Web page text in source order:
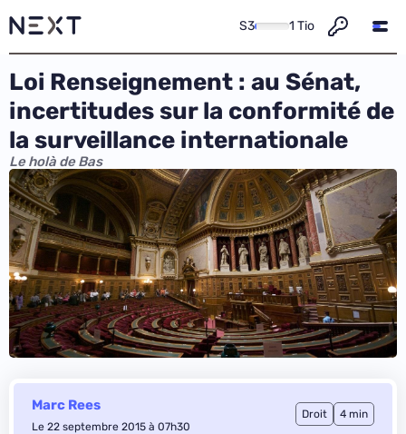
S3 1 Tio
Loi Renseignement : au Sénat,
incertitudes sur la conformité de
la surveillance internationale
Le holà de Bas
Marc Rees
Le 22 septembre 2015 à 07h30
Droit 4 min